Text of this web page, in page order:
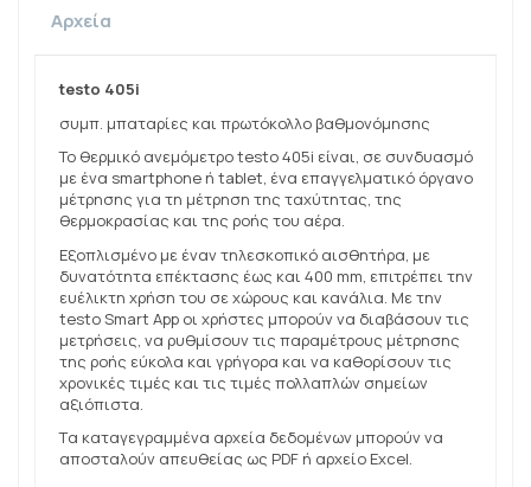
Αρχεία
testo 405i
συμπ. μπαταρίες και πρωτόκολλο βαθμονόμησης
Το θερμικό ανεμόμετρο testo 405i είναι, σε συνδυασμό
με ένα smartphone ή tablet, ένα επαγγελματικό όργανο
μέτρησης για τη μέτρηση της ταχύτητας, της
θερμοκρασίας και της ροής του αέρα.
Εξοπλισμένο με έναν τηλεσκοπικό αισθητήρα, με
δυνατότητα επέκτασης έως και 400 mm, επιτρέπει την
ευέλικτη χρήση του σε χώρους και κανάλια. Με την
testo Smart App οι χρήστες μπορούν να διαβάσουν τις
μετρήσεις, να ρυθμίσουν τις παραμέτρους μέτρησης
της ροής εύκολα και γρήγορα και να καθορίσουν τις
χρονικές τιμές και τις τιμές πολλαπλών σημείων
αξιόπιστα.
Tα καταγεγραμμένα αρχεία δεδομένων μπορούν να
αποσταλούν απευθείας ως PDF ή αρχείο Excel.